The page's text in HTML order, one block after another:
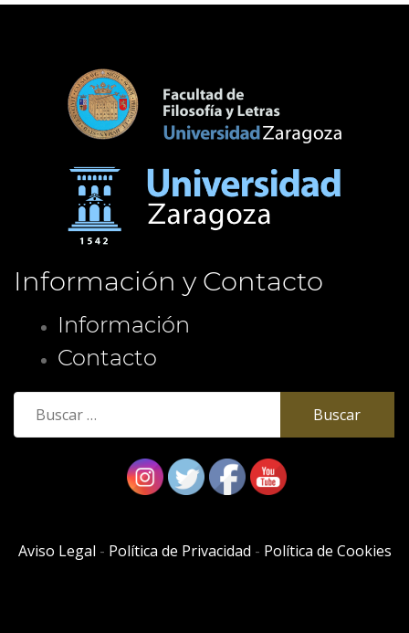
Información y Contacto
Información
Contacto
Buscar:
Aviso Legal - Política de Privacidad - Política de Cookies